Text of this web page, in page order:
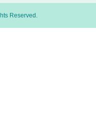
Reserved.